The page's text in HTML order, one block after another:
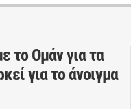
το Ομάν για τα
για το άνοιγμα